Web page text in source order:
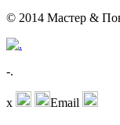
© 2014 Мастер &
-.
x Email